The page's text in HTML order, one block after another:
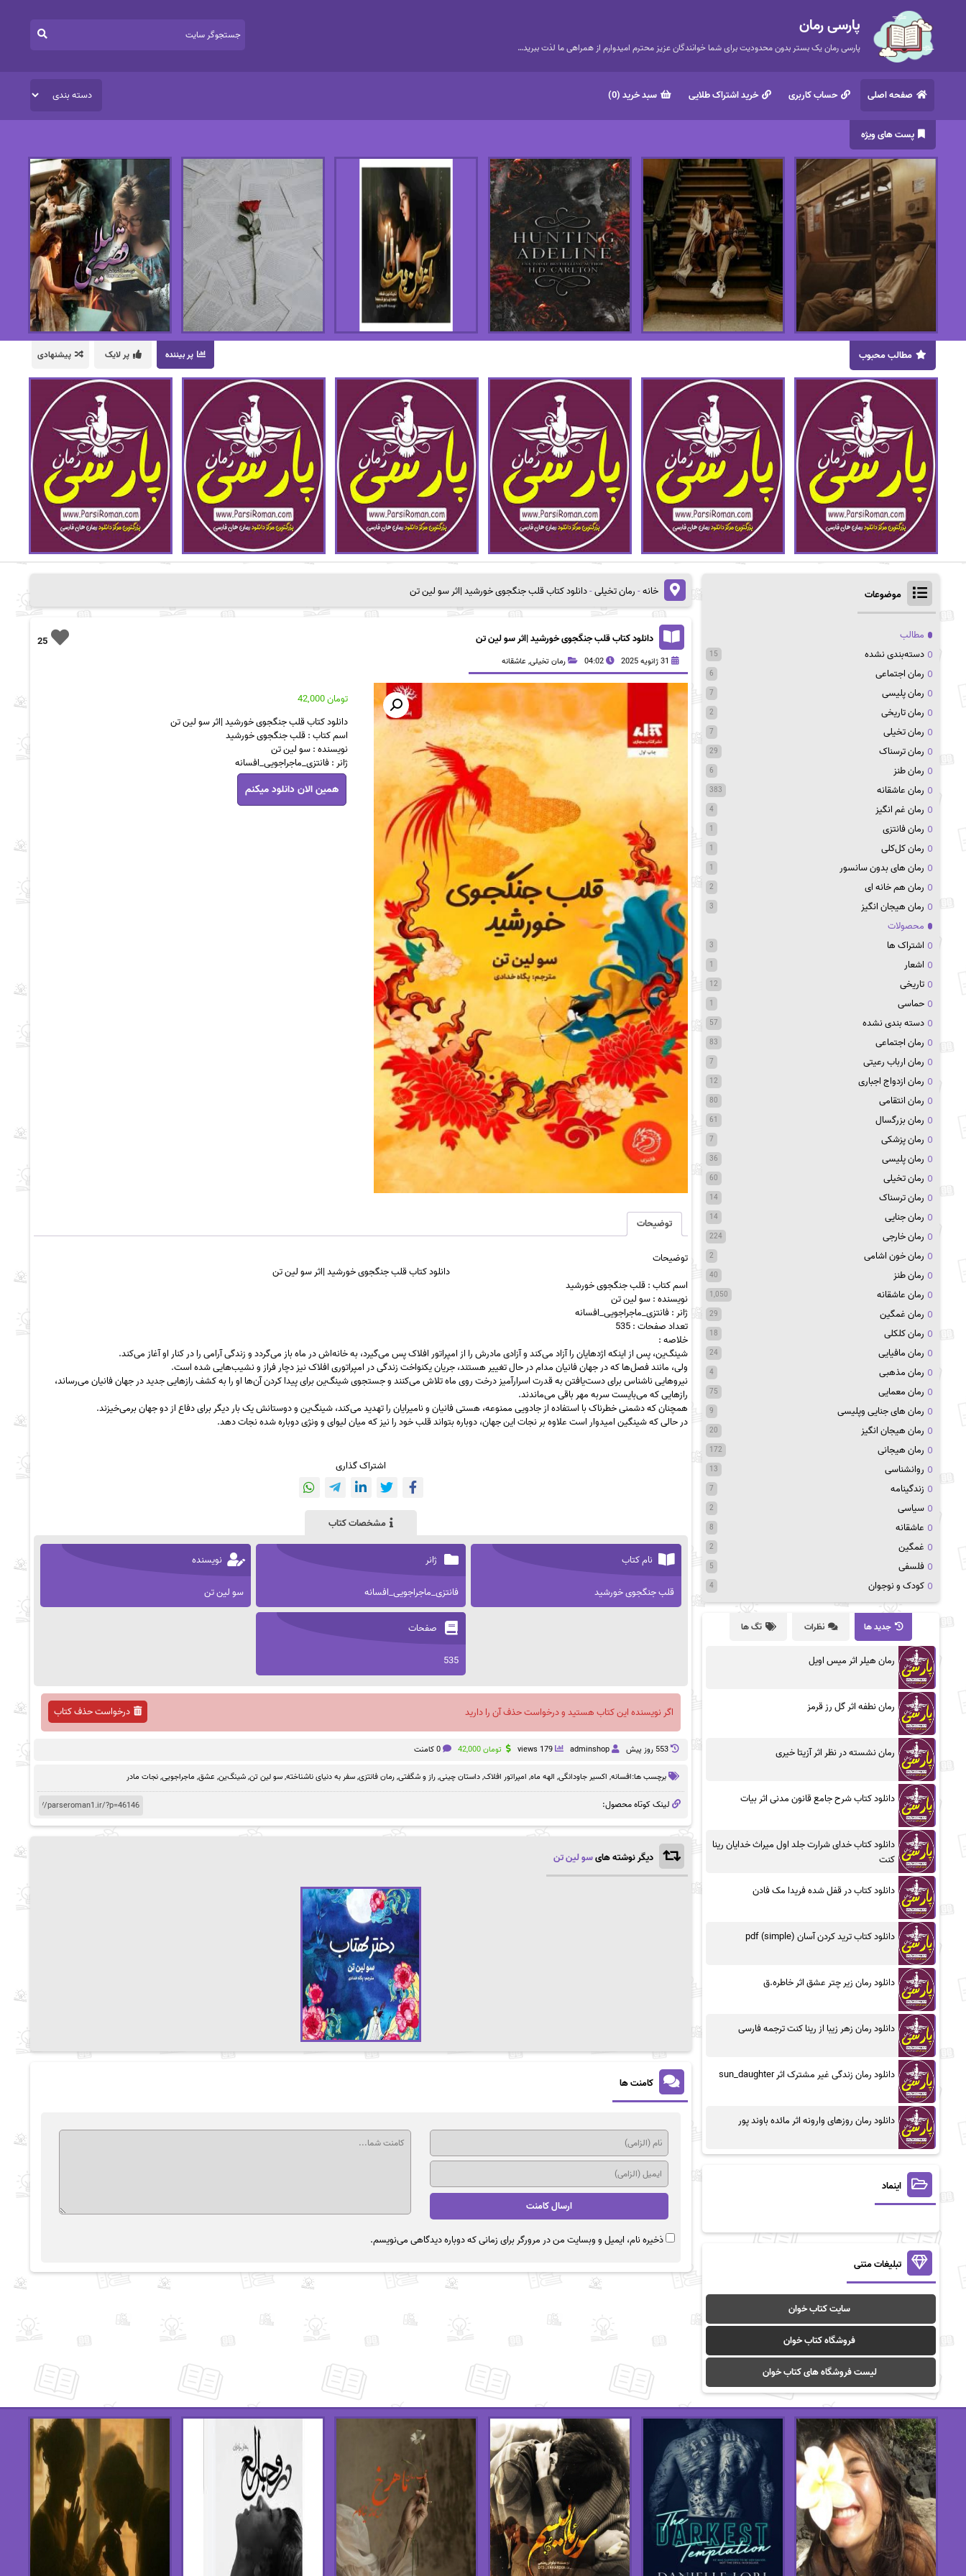
پارسی رمان
پارسی رمان یک بستر بدون محدودیت برای شما خوانندگان عزیز محترم امیدوارم از همراهی ما لذت ببرید…
صفحه اصلی حساب کاربری خرید اشتراک طلایی سبد خرید (0)
پست های ویژه
پر بیننده پر لایک پیشنهادی مطالب محبوب
خانه-رمان تخیلی-دانلود کتاب قلب جنگجوی خورشید |اثر سو لین تن
25 دانلود کتاب قلب جنگجوی خورشید |اثر سو لین تن
31 ژانویه 2025 04:02 رمان تخیلی, عاشقانه
تومان42,000
دانلود کتاب قلب جنگجوی خورشید |اثر سو لین تن
اسم کتاب : قلب جنگجوی خورشید
نویسنده : سو لین تن
ژانر : فانتزی_ماجراجویی_افسانه
دانلود
کتاب
قلب
همین الان دانلود میکنم
توضیحات
توضیحات
دانلود کتاب قلب جنگجوی خورشید |اثر سو لین تن
اسم کتاب : قلب جنگجوی خورشید
نویسنده : سو لین تن
ژانر : فانتزی_ماجراجویی_افسانه
تعداد صفحات : 535
خلاصه :
شینگ‌ین، پس از اینکه اژدهایان را آزاد می‌کند و آزادی مادرش را از امپراتور افلاک پس می‌گیرد، به خانه‌اش در ماه باز می‌گردد و زندگی آرامی را در کنار او آغاز می‌کند.
ولی، مانند فصل‌ها که در جهان فانیان مدام در حال تغییر هستند، جریان یکنواخت زندگی در امپراتوری افلاک نیز دچار فراز و نشیب‌هایی شده است.
نیروهایی ناشناس برای دست‌یافتن به قدرت اسرارآمیز درخت روی ماه تلاش می‌کنند و جستجوی شینگ‌ین برای پیدا کردن آن‌ها او را به کشف رازهایی جدید در جهان فانیان می‌رساند،
رازهایی که می‌بایست سربه مهر باقی می‌ماندند.
همچنان که دشمنی خطرناک با استفاده از جادویی ممنوعه، هستی فانیان و نامیرایان را تهدید می‌کند، شینگ‌ین و دوستانش یک بار دیگر برای دفاع از دو جهان برمی‌خیزند.
در حالی که شینگین امیدوار است علاوه بر نجات این جهان، دوباره بتواند قلب خود را نیز که میان لیوای و ونژی دوباره شده نجات دهد.
اشتراک گذاری
مشخصات کتاب
نام کتاب
قلب جنگجوی خورشید
ژانر
فانتزی_ماجراجویی_افسانه
نویسنده
سو لین تن
صفحات
535
اگر نویسنده این کتاب هستید و درخواست حذف آن را دارید درخواست حذف کتاب
553 روز پيش adminshop
179 views تومان 0 کامنت
برچسب ها:افسانه, اکسیر جاودانگی, الهه ماه, امپراتور افلاک,داستان چینی,راز و شگفتی,رمان فانتزی,سفر به دنیای ناشناخته,سو لین تن,شینگ‌ین, عشق, ماجراجویی,نجات مادر
لینک کوتاه محصول:
دیگر نوشته هایسو لین تن
کامنت ها
ذخیره نام، ایمیل و وبسایت من در مرورگر برای زمانی که دوباره دیدگاهی می‌نویسم.
موضوعات
مطالب
دسته‌بندی نشده
15
رمان اجتماعی 6
رمان پلیسی 7
رمان تاریخی 2
رمان تخیلی 7
رمان ترسناک 29
رمان طنز 6
رمان عاشقانه 383
رمان غم انگیز 4
رمان فانتزی 1
رمان کل‌کلی 1
رمان های بدون سانسور 1
رمان هم خانه ای 2
رمان هیجان انگیز 3
محصولات
اشتراک ها
3
اشعار 1
تاریخی 12
حماسی 1
دسته بندی نشده 57
رمان اجتماعی 83
رمان ارباب رعیتی 7
رمان ازدواج اجباری 12
رمان انتقامی 80
رمان بزرگسال 61
رمان پزشکی 7
رمان پلیسی 36
رمان تخیلی 60
رمان ترسناک 14
رمان جنایی 14
رمان خارجی 224
رمان خون اشامی 2
رمان طنز 40
رمان عاشقانه 1,050
رمان غمگین 29
رمان کلکلی 18
رمان مافیایی 24
رمان مذهبی 4
رمان معمایی 75
رمان های جنایی وپلیسی 9
رمان هیجان انگیز 20
رمان هیجانی 172
روانشناسی 13
زندگینامه 7
سیاسی 2
عاشقانه 8
غمگین 2
فلسفی 5
کودک و نوجوان 4
جدید ها نظرات تگ ها
رمان هیلر اثر میس اویل
رمان نطفه اثر گل رز قرمز
رمان نشسته در نظر اثر آزیتا خیری
دانلود کتاب شرح جامع قانون مدنی اثر بیات
دانلود کتاب خدای شرارت جلد اول میراث خدایان رینا
کنت
دانلود کتاب در قفل شده فریدا مک فادن
دانلود کتاب ترید کردن آسان (simple) pdf
دانلود رمان زیر چتر عشق اثر خاطره.ق
دانلود رمان زهر زیبا از رینا کنت ترجمه فارسی
دانلود رمان زندگی غیر مشترک اثر sun_daughter
دانلود رمان روزهای وارونه اثر مائده باوند پور
اینماد
تبلیغات متنی
سایت کتاب خوان
فروشگاه کتاب خوان
لیست فروشگاه های کتاب خوان